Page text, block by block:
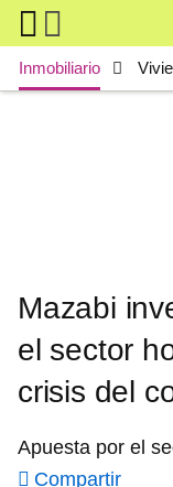
Skip to main content
Main navigation
Inmobiliario
Mazabi
el sector
crisis del
Apuesta por el
Compartir